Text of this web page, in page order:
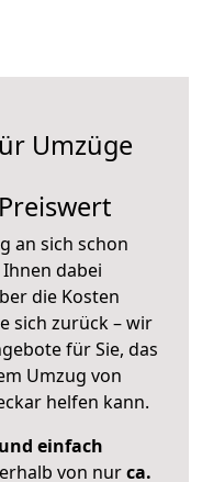
Umzüge
an sich schon
dabei
die Kosten
sich zurück – wir
für Sie, das
Umzug von
helfen kann.
einfach
von nurca.